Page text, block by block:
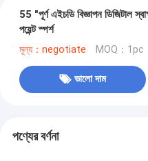
55 "পূর্ণ এইচডি বিজ্ঞাপন ডিজিটাল
পয়েন্ট স্পর্শ
মূল্য：negotiate MOQ：1pc
ভালো দাম
পণ্যের বর্ণনা